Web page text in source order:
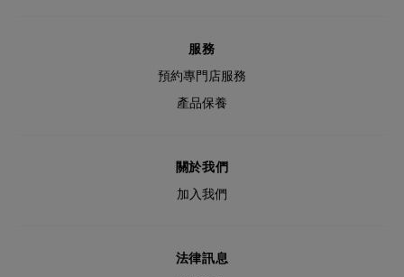
服務
預約專門店服務
產品保養
關於我們
加入我們
法律訊息